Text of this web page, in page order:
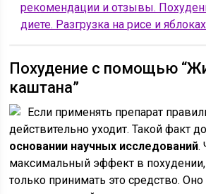
рекомендации и отзывы.
диете. Разгрузка на рисе и яблоках
Похудение с помощью
каштана”
Если применять препарат
действительно уходит. Такой факт
основании научных исследований.
максимальный эффект в
только принимать это средство. Оно